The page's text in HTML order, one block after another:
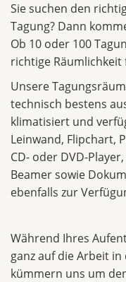
Sie suchen den
Tagung? Dann
Ob 10 oder 100
richtige
Unsere
technisch bestens
klimatisiert und
Leinwand, Flipchart,
CD- oder DVD-
Beamer sowie
ebenfalls zur
Während Ihres
ganz auf die Arbeit
kümmern uns um